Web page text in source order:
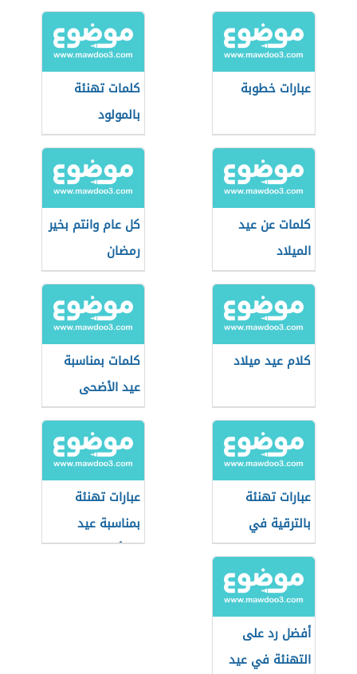
عبارات خطوبة
كلمات تهنئة
بالمولود
كلمات عن عيد
الميلاد
كل عام وانتم بخير
رمضان
كلام عيد ميلاد
كلمات بمناسبة
عيد الأضحى
عبارات تهنئة
بالترقية في
العمل
عبارات تهنئة
بمناسبة عيد
المرأة
أفضل رد على
التهنئة في عيد